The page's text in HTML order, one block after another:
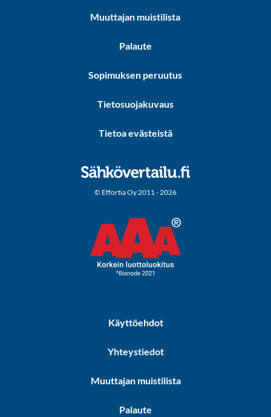
Muuttajan muistilista
Palaute
Sopimuksen peruutus
Tietosuojakuvaus
Tietoa evästeistä
© Effortia Oy 2011 - 2026
Käyttöehdot
Yhteystiedot
Muuttajan muistilista
Palaute